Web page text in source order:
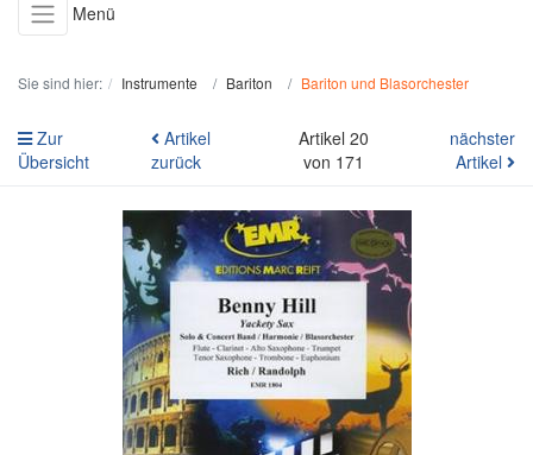
Menü
Sie sind hier: Instrumente Bariton Bariton und Blasorchester
Zur
Übersicht
Artikel
zurück
Artikel 20
von 171
nächster
Artikel